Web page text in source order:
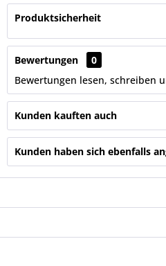
Produktsicherheit
Bewertungen
0
Bewertungen lesen, schreiben
Kunden kauften auch
Kunden haben sich ebenfalls